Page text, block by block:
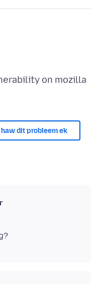
on mozilla
dit probleem ek